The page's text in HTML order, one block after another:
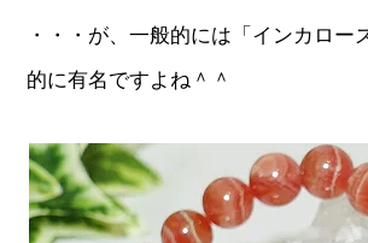
・・・が、一般的には「インカロー
的に有名ですよね＾＾